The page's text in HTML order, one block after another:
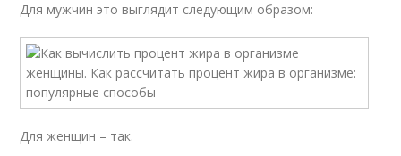
Для мужчин это выглядит следующим образом:
Для женщин – так.